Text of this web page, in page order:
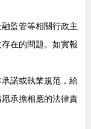
監管等相關行政主
在的問題。如實報
承諾或執業規范，給
承擔相應的法律責